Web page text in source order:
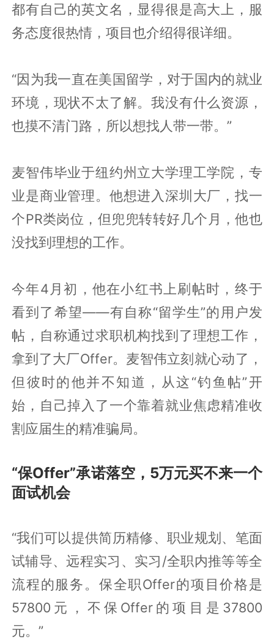
都有自己的英文名，显得很是高大上，服
务态度很热情，项目也介绍得很详细。
“因为我一直在美国留学，对于国内的就业
环境，现状不太了解。我没有什么资源，
也摸不清门路，所以想找人带一带。”
麦智伟毕业于纽约州立大学理工学院，专
业是商业管理。他想进入深圳大厂，找一
个PR类岗位，但兜兜转转好几个月，他也
没找到理想的工作。
今年4月初，他在小红书上刷帖时，终于
看到了希望——有自称“留学生”的用户发
帖，自称通过求职机构找到了理想工作，
拿到了大厂Offer。麦智伟立刻就心动了，
但彼时的他并不知道，从这“钓鱼帖”开
始，自己掉入了一个靠着就业焦虑精准收
割应届生的精准骗局。
“保Offer”承诺落空，5万元买不来一个
面试机会
“我们可以提供简历精修、职业规划、笔面
试辅导、远程实习、实习/全职内推等等全
流程的服务。保全职Offer的项目价格是
57800元，不保Offer的项目是37800
元。”